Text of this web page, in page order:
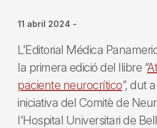
11 abril 2024 -
L'Editorial Médica
la primera edició del llibre “
paciente neurocrítico”, dut
iniciativa del Comitè de
l'Hospital Universitari de